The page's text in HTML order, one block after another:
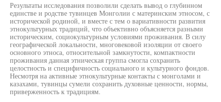
Результаты исследования позволили сделать вывод о глубинном
единстве и родстве тувинцев Монголии с материнским этносом, с
исторической родиной, и вместе с тем о вариативности развития
этнокультурных традиций, что объективно объясняется разными
историческим, социокультурным условиями проживания. В силу
географической локальности, многовековой изоляции от своего
основного этноса, относительной замкнутости, компактности
проживания данная этническая группа смогла сохранить
целостность и специфичность социального и культурного фондов.
Несмотря на активные этнокультурные контакты с монголами и
казахами, тувинцы сумели сохранить духовные ценности, нормы,
приверженность к традициям.